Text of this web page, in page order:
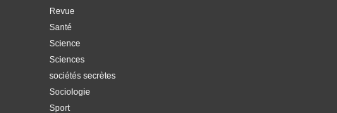
Revue
Santé
Science
Sciences
sociétés secrètes
Sociologie
Sport